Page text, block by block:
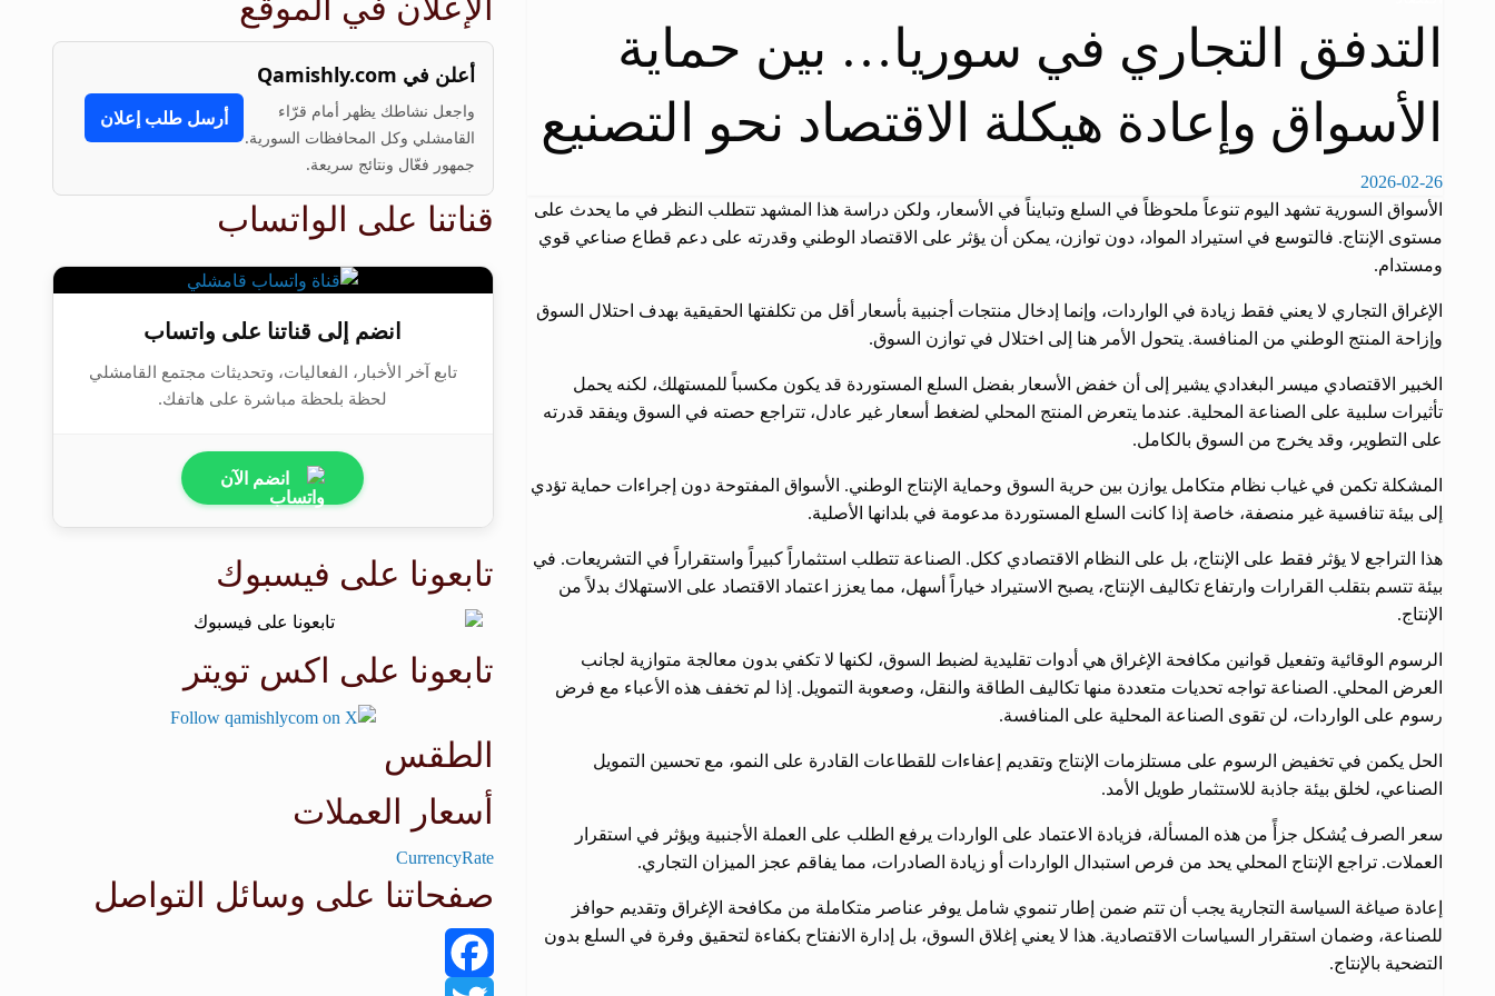
التدفق التجاري في سوريا… بين حماية
الأسواق وإعادة هيكلة الاقتصاد نحو التصنيع
2026-02-26
الأسواق السورية تشهد اليوم تنوعاً ملحوظاً في السلع وتبايناً في الأسعار، ولكن دراسة هذا المشهد تتطلب النظر في ما يحدث على
مستوى الإنتاج. فالتوسع في استيراد المواد، دون توازن، يمكن أن يؤثر على الاقتصاد الوطني وقدرته على دعم قطاع صناعي قوي
ومستدام.
الإغراق التجاري لا يعني فقط زيادة في الواردات، وإنما إدخال منتجات أجنبية بأسعار أقل من تكلفتها الحقيقية بهدف احتلال السوق
وإزاحة المنتج الوطني من المنافسة. يتحول الأمر هنا إلى اختلال في توازن السوق.
الخبير الاقتصادي ميسر البغدادي يشير إلى أن خفض الأسعار بفضل السلع المستوردة قد يكون مكسباً للمستهلك، لكنه يحمل
تأثيرات سلبية على الصناعة المحلية. عندما يتعرض المنتج المحلي لضغط أسعار غير عادل، تتراجع حصته في السوق ويفقد قدرته
على التطوير، وقد يخرج من السوق بالكامل.
المشكلة تكمن في غياب نظام متكامل يوازن بين حرية السوق وحماية الإنتاج الوطني. الأسواق المفتوحة دون إجراءات حماية تؤدي
إلى بيئة تنافسية غير منصفة، خاصة إذا كانت السلع المستوردة مدعومة في بلدانها الأصلية.
هذا التراجع لا يؤثر فقط على الإنتاج، بل على النظام الاقتصادي ككل. الصناعة تتطلب استثماراً كبيراً واستقراراً في التشريعات. في
بيئة تتسم بتقلب القرارات وارتفاع تكاليف الإنتاج، يصبح الاستيراد خياراً أسهل، مما يعزز اعتماد الاقتصاد على الاستهلاك بدلاً من
الإنتاج.
الرسوم الوقائية وتفعيل قوانين مكافحة الإغراق هي أدوات تقليدية لضبط السوق، لكنها لا تكفي بدون معالجة متوازية لجانب
العرض المحلي. الصناعة تواجه تحديات متعددة منها تكاليف الطاقة والنقل، وصعوبة التمويل. إذا لم تخفف هذه الأعباء مع فرض
رسوم على الواردات، لن تقوى الصناعة المحلية على المنافسة.
الحل يكمن في تخفيض الرسوم على مستلزمات الإنتاج وتقديم إعفاءات للقطاعات القادرة على النمو، مع تحسين التمويل
الصناعي، لخلق بيئة جاذبة للاستثمار طويل الأمد.
سعر الصرف يُشكل جزأً من هذه المسألة، فزيادة الاعتماد على الواردات يرفع الطلب على العملة الأجنبية ويؤثر في استقرار
العملات. تراجع الإنتاج المحلي يحد من فرص استبدال الواردات أو زيادة الصادرات، مما يفاقم عجز الميزان التجاري.
إعادة صياغة السياسة التجارية يجب أن تتم ضمن إطار تنموي شامل يوفر عناصر متكاملة من مكافحة الإغراق وتقديم حوافز
للصناعة، وضمان استقرار السياسات الاقتصادية. هذا لا يعني إغلاق السوق، بل إدارة الانفتاح بكفاءة لتحقيق وفرة في السلع بدون
التضحية بالإنتاج.
الإعلان في الموقع
أعلن في Qamishly.com
واجعل نشاطك يظهر أمام قرّاء
القامشلي وكل المحافظات السورية.
جمهور فعّال ونتائج سريعة.
أرسل طلب إعلان
قناتنا على الواتساب
انضم إلى قناتنا على واتساب
تابع آخر الأخبار، الفعاليات، وتحديثات مجتمع القامشلي
لحظة بلحظة مباشرة على هاتفك.
انضم الآن
تابعونا على فيسبوك
تابعونا على اكس تويتر
الطقس
أسعار العملات
CurrencyRate
صفحاتنا على وسائل التواصل